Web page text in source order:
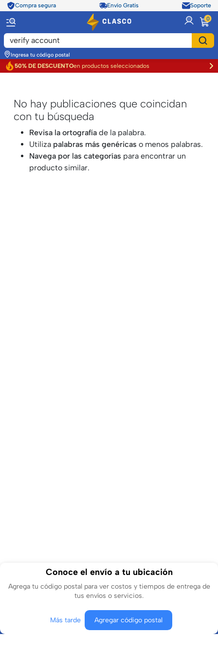
Compra segura Envío Gratis Soporte
0
Ingresa tu código postal
50% DE DESCUENTOen productos seleccionados
Conoce el envío a tu ubicación
Agrega tu código postal para ver costos y tiempos de entrega de
tus envíos o servicios.
Más tarde Agregar código postal
No hay publicaciones que coincidan
con tu búsqueda
Revisa la ortografía de la palabra.
Utiliza palabras más genéricas o menos palabras.
Navega por las categorías para encontrar un
producto similar.